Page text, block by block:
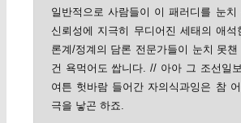
일반적으로 사람들이 이 패러디를 눈치
신뢰성에 지극히 무디어진 세태의 애석
론계/정계의 담론 전문가들이 눈치 못
건 욕먹어도 쌉니다. // 아아 그 조선일
여튼 헛바람 들어간 자의식과잉은 참
극을 낳곤 하죠.